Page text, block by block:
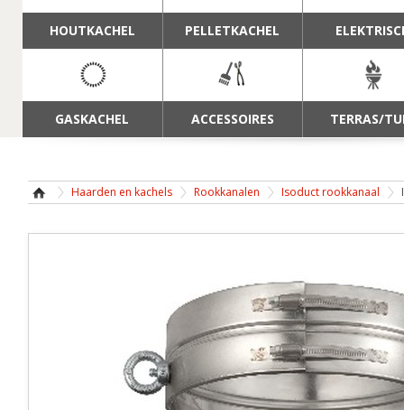
HOUTKACHEL PELLETKACHEL
GASKACHEL ACCESSOIRES TERRAS/
Haarden en kachels Rookkanalen Isoduct rookkanaal